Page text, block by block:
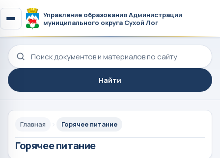
Управление образования Администрации
муниципального округа Сухой Лог
Поиск по сайту
Найти
Главная Горячее питание
Горячее питание